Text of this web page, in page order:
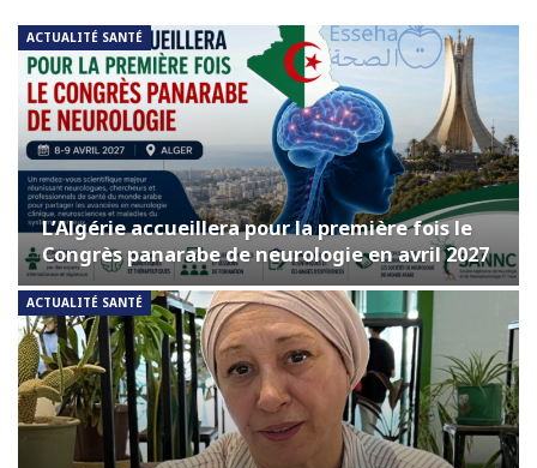
ACTUALITÉ SANTÉ
L’Algérie accueillera pour la première fois le
Congrès panarabe de neurologie en avril 2027
ACTUALITÉ SANTÉ